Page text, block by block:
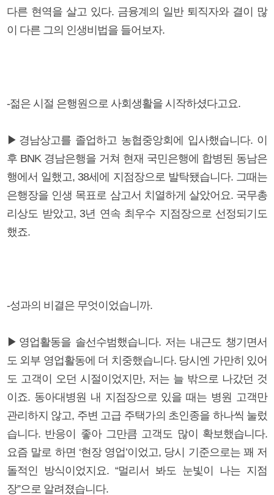
다른 현역을 살고 있다. 금융계의 일반 퇴직자와 결이 많
이 다른 그의 인생비법을 들어보자.
-젊은 시절 은행원으로 사회생활을 시작하셨다고요.
▶경남상고를 졸업하고 농협중앙회에 입사했습니다. 이
후 BNK 경남은행을 거쳐 현재 국민은행에 합병된 동남은
행에서 일했고, 38세에 지점장으로 발탁됐습니다. 그때는
은행장을 인생 목표로 삼고서 치열하게 살았어요. 국무총
리상도 받았고, 3년 연속 최우수 지점장으로 선정되기도
했죠.
-성과의 비결은 무엇이었습니까.
▶영업활동을 솔선수범했습니다. 저는 내근도 챙기면서
도 외부 영업활동에 더 치중했습니다. 당시엔 가만히 있어
도 고객이 오던 시절이었지만, 저는 늘 밖으로 나갔던 것
이죠. 동아대병원 내 지점장으로 있을 때는 병원 고객만
관리하지 않고, 주변 고급 주택가의 초인종을 하나씩 눌렀
습니다. 반응이 좋아 그만큼 고객도 많이 확보했습니다.
요즘 말로 하면 ‘현장 영업’이었고, 당시 기준으로는 꽤 저
돌적인 방식이었지요. “멀리서 봐도 눈빛이 나는 지점
장”으로 알려졌습니다.